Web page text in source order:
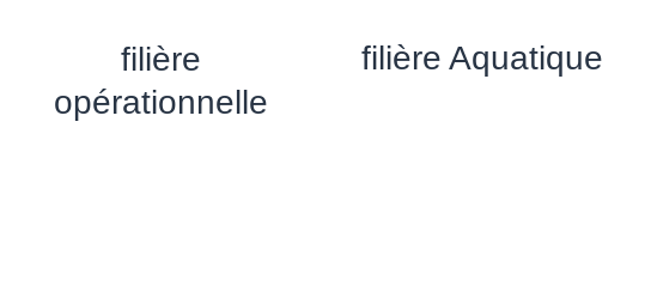
filière
opérationnelle
filière Aquatique